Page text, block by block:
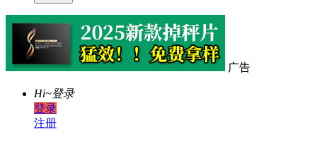
广告
Hi~登录
登录
注册